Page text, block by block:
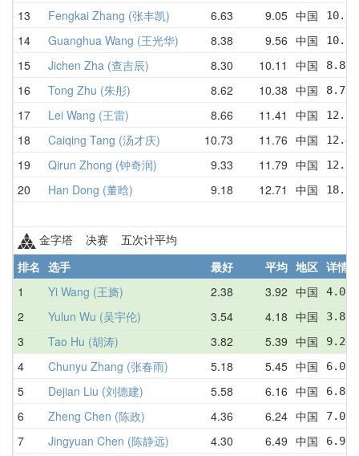
13 Fengkai Zhang (张丰凯) 6.63 9.05 中国
14 Guanghua Wang (王光华) 8.38 9.56 中国
15 Jichen Zha (查吉辰) 8.30 10.11 中国
16 Tong Zhu (朱彤) 8.62 10.38 中国
17 Lei Wang (王雷) 8.66 11.41 中国
18 Caiqing Tang (汤才庆) 10.73 11.76 中国
19 Qirun Zhong (钟奇润) 9.33 11.79 中国
20 Han Dong (董晗) 9.18 12.71 中国
金字塔 决赛 五次计平均
排名 选手 最好 平均 地区 详情
1
Yi Wang (王旖) 2.38 3.92 中国
2 Yulun Wu (吴宇伦) 3.54 4.18 中国
3 Tao Hu (胡涛) 3.82 5.39 中国
4 Chunyu Zhang (张春雨) 5.18 5.45 中国
5 Dejian Liu (刘德建) 5.58 6.16 中国
6 Zheng Chen (陈政) 4.36 6.24 中国
7 Jingyuan Chen (陈静远) 4.30 6.49 中国